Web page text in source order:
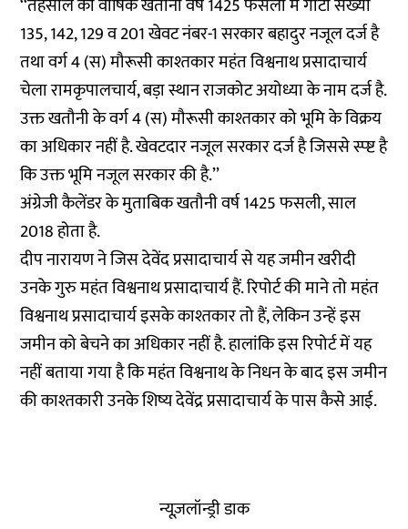
‘‘तहसील की वार्षिक खतौनी वर्ष 1425 फसली में गाटा संख्या
135, 142, 129 व 201 खेवट नंबर-1 सरकार बहादुर नजूल दर्ज है
तथा वर्ग 4 (स) मौरूसी काश्तकार महंत विश्वनाथ प्रसादाचार्य
चेला रामकृपालचार्य, बड़ा स्थान राजकोट अयोध्या के नाम दर्ज है.
उक्त खतौनी के वर्ग 4 (स) मौरूसी काश्तकार को भूमि के विक्रय
का अधिकार नहीं है. खेवटदार नजूल सरकार दर्ज है जिससे स्प्ष्ट है
कि उक्त भूमि नजूल सरकार की है.’’
अंग्रेजी कैलेंडर के मुताबिक खतौनी वर्ष 1425 फसली, साल
2018 होता है.
दीप नारायण ने जिस देवेंद प्रसादाचार्य से यह जमीन खरीदी
उनके गुरु महंत विश्वनाथ प्रसादाचार्य हैं. रिपोर्ट की माने तो महंत
विश्वनाथ प्रसादाचार्य इसके काश्तकार तो हैं, लेकिन उन्हें इस
जमीन को बेचने का अधिकार नहीं है. हालांकि इस रिपोर्ट में यह
नहीं बताया गया है कि महंत विश्वनाथ के निधन के बाद इस जमीन
की काश्तकारी उनके शिष्य देवेंद्र प्रसादाचार्य के पास कैसे आई.
न्यूज़लॉन्ड्री डाक